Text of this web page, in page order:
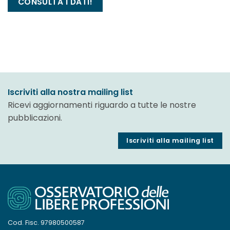
Iscriviti alla nostra mailing list
Ricevi aggiornamenti riguardo a tutte le nostre
pubblicazioni.
Iscriviti alla mailing list
Cod. Fisc. 97980500587